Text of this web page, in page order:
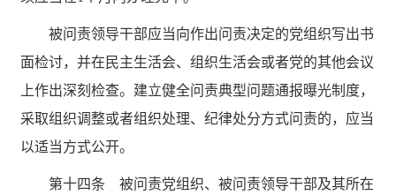
被问责领导干部应当向作出问责决定的党组织写出书
面检讨，并在民主生活会、组织生活会或者党的其他会议
上作出深刻检查。建立健全问责典型问题通报曝光制度，
采取组织调整或者组织处理、纪律处分方式问责的，应当
以适当方式公开。
第十四条 被问责党组织、被问责领导干部及其所在